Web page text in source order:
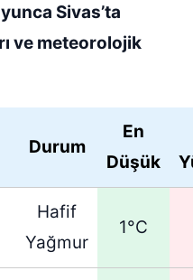
Sivas’ta
ve meteorolojik
Durum
En
Düşük
Hafif
Yağmur
1°C